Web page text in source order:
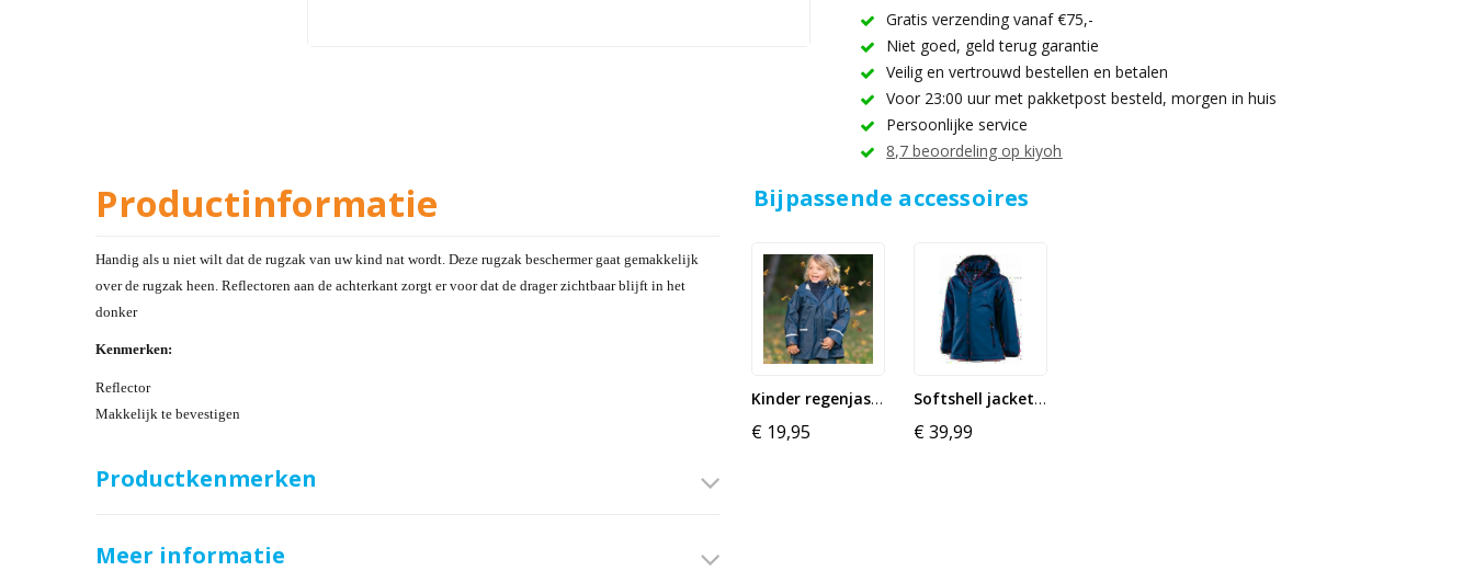
Gratis verzending vanaf €75,-
Niet goed, geld terug garantie
Veilig en vertrouwd bestellen en betalen
Voor 23:00 uur met pakketpost besteld, morgen in huis
Persoonlijke service
8,7 beoordeling op kiyoh
Productinformatie
Handig als u niet wilt dat de rugzak van uw kind nat wordt. Deze rugzak beschermer gaat gemakkelijk
over de rugzak heen. Reflectoren aan de achterkant zorgt er voor dat de drager zichtbaar blijft in het
donker
Kenmerken:
Reflector
Makkelijk te bevestigen
Productkenmerken
Meer informatie
Bijpassende accessoires
Kinder regenjas -Donker blauw
€ 19,95
Softshell jacket Estate Blue
€ 39,99